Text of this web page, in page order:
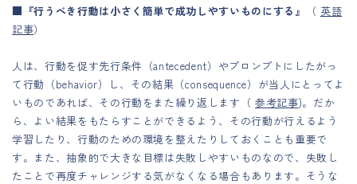
■『行うべき行動は小さく簡単で成功しやすいものにする』 （ 英語
記事）
人は、行動を促す先行条件（antecedent）やプロンプトにしたがっ
て行動（behavior）し、その結果（consequence）が当人にとってよ
いものであれば、その行動をまた繰り返します（ 参考記事)。だか
ら、よい結果をもたらすことができるよう、その行動が行えるよう
学習したり、行動のための環境を整えたりしておくことも重要で
す。また、抽象的で大きな目標は失敗しやすいものなので、失敗し
たことで再度チャレンジする気がなくなる場合もあります。そうな